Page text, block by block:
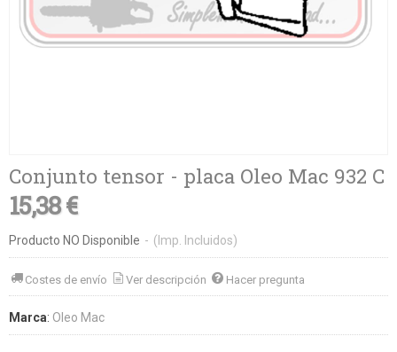
Conjunto tensor - placa Oleo Mac 932 C
15,38 €
Producto NO Disponible - (Imp. Incluidos)
Costes de envío Ver descripción Hacer pregunta
Marca: Oleo Mac